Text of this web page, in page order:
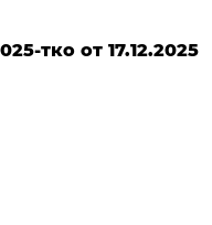
тко от 17.12.2025